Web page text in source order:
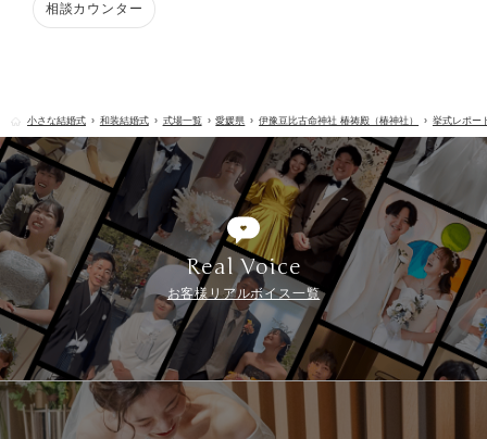
相談カウンター
小さな結婚式 和装結婚式 式場一覧 愛媛県 伊豫豆比古命神社 椿祷殿（椿神社） 挙式レポー
Real Voice
お客様リアルボイス一覧